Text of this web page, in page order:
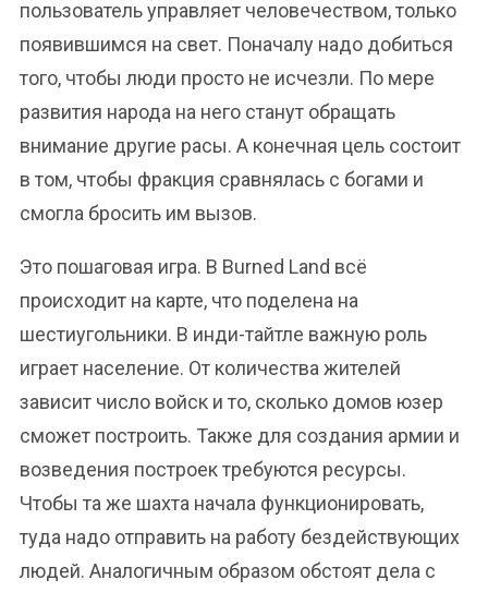
пользователь управляет человечеством, только
появившимся на свет. Поначалу надо добиться
того, чтобы люди просто не исчезли. По мере
развития народа на него станут обращать
внимание другие расы. А конечная цель состоит
в том, чтобы фракция сравнялась с богами и
смогла бросить им вызов.
Это пошаговая игра. В Burned Land всё
происходит на карте, что поделена на
шестиугольники. В инди-тайтле важную роль
играет население. От количества жителей
зависит число войск и то, сколько домов юзер
сможет построить. Также для создания армии и
возведения построек требуются ресурсы.
Чтобы та же шахта начала функционировать,
туда надо отправить на работу бездействующих
людей. Аналогичным образом обстоят дела с